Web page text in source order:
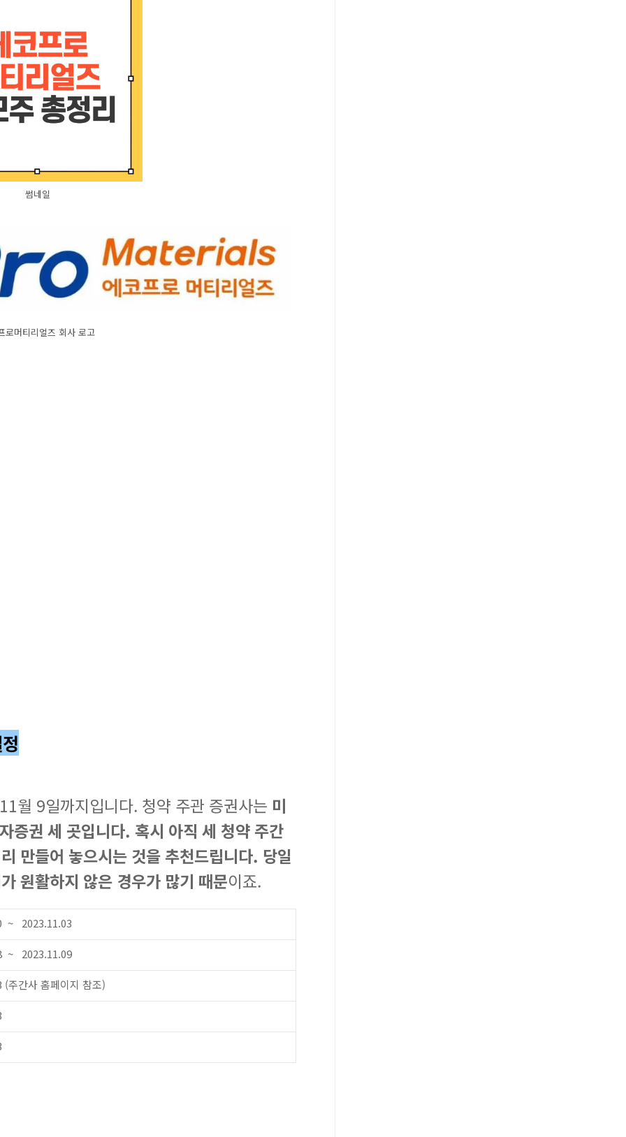
썸네일
로머티리얼즈 회사 로고
월 9일까지입니다. 청약 주관 증권사는 미
증권 세 곳입니다. 혹시 아직 세 청약 주간
만들어 놓으시는 것을 추천드립니다. 당일
원활하지 않은 경우가 많기 때문이죠.
~ 2023.11.03
~ 2023.11.09
간사 홈페이지 참조)